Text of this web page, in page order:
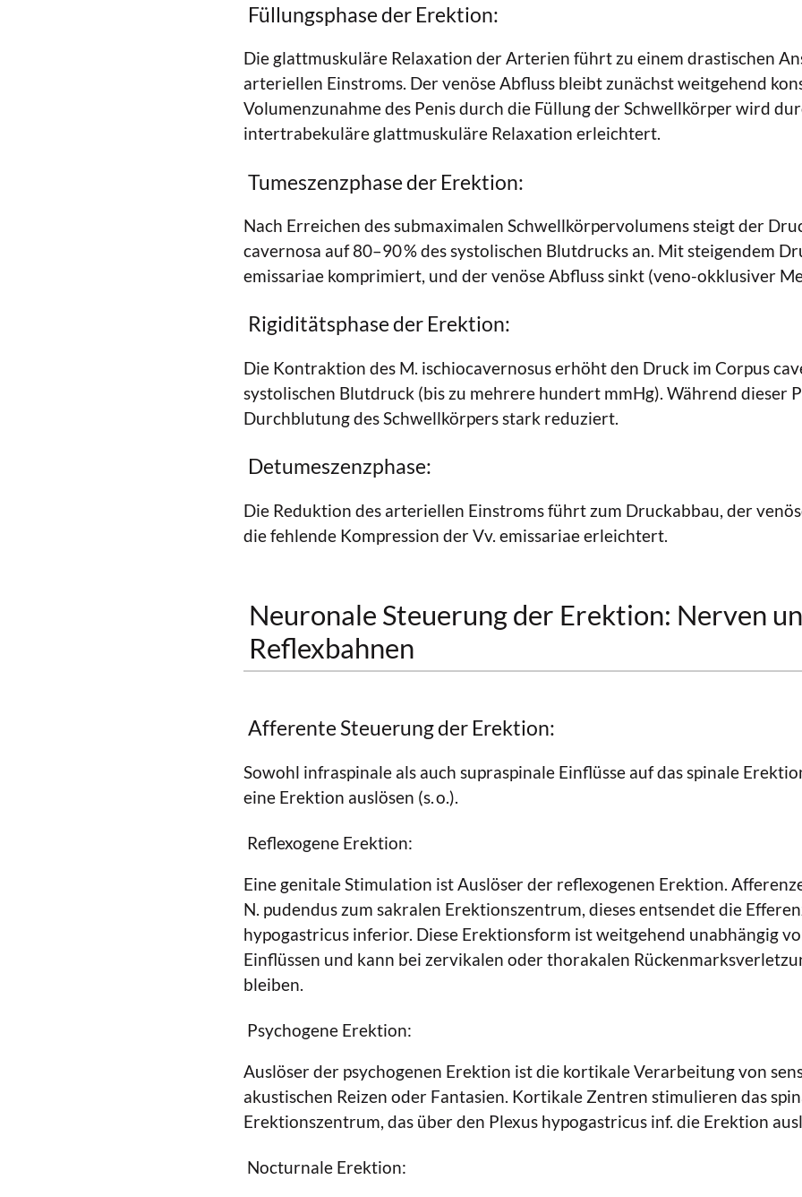
Füllungsphase der Erektion:
Die glattmuskuläre Relaxation der Arterien führt zu einem drastischen
arteriellen Einstroms. Der venöse Abfluss bleibt zunächst weitgehend
Volumenzunahme des Penis durch die Füllung der Schwellkörper wird
intertrabekuläre glattmuskuläre Relaxation erleichtert.
Tumeszenzphase der Erektion:
Nach Erreichen des submaximalen Schwellkörpervolumens steigt der
cavernosa auf 80–90 % des systolischen Blutdrucks an. Mit steigendem
emissariae komprimiert, und der venöse Abfluss sinkt (veno-okklusiver
Rigiditätsphase der Erektion:
Die Kontraktion des M. ischiocavernosus erhöht den Druck im Corpus
systolischen Blutdruck (bis zu mehrere hundert mmHg). Während dieser
Durchblutung des Schwellkörpers stark reduziert.
Detumeszenzphase:
Die Reduktion des arteriellen Einstroms führt zum Druckabbau, der
die fehlende Kompression der Vv. emissariae erleichtert.
Neuronale Steuerung der Erektion: Nerven
Reflexbahnen
Afferente Steuerung der Erektion:
Sowohl infraspinale als auch supraspinale Einflüsse auf das spinale
eine Erektion auslösen (s. o.).
Reflexogene Erektion:
Eine genitale Stimulation ist Auslöser der reflexogenen Erektion.
N. pudendus zum sakralen Erektionszentrum, dieses entsendet die
hypogastricus inferior. Diese Erektionsform ist weitgehend unabhängig
Einflüssen und kann bei zervikalen oder thorakalen
bleiben.
Psychogene Erektion:
Auslöser der psychogenen Erektion ist die kortikale Verarbeitung von
akustischen Reizen oder Fantasien. Kortikale Zentren stimulieren das
Erektionszentrum, das über den Plexus hypogastricus inf. die Erektion
Nocturnale Erektion: